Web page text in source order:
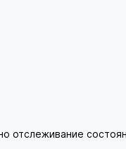
отслеживание